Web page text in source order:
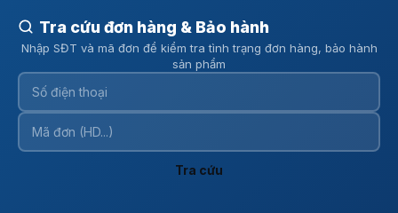
Tra cứu đơn hàng & Bảo hành
Nhập SĐT và mã đơn để kiểm tra tình trạng đơn hàng, bảo hành
sản phẩm
Tra cứu